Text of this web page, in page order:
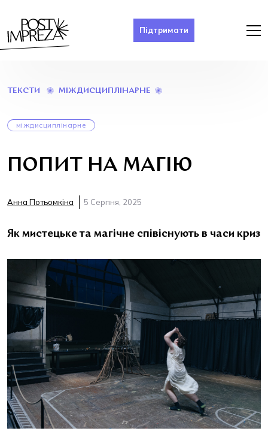
Підтримати
ТЕКСТИ МІЖДИСЦИПЛІНАРНЕ
міждисциплінарне
ПОПИТ НА МАГІЮ
Анна Потьомкіна 5 Серпня, 2025
Як мистецьке та магічне співіснують в часи криз